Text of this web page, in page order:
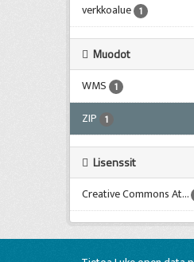
verkkoalue 1
Muodot
WMS 1
ZIP 1
Lisenssit
Creative Commons At...